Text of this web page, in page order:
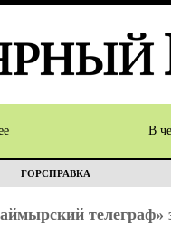
В
ГОРСПРАВКА
телеграф»